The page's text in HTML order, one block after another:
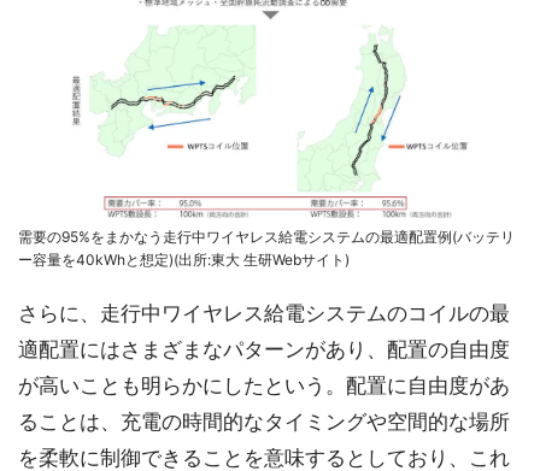
需要の95%をまかなう走行中ワイヤレス給電システムの最適配置例(バッテリ
ー容量を40kWhと想定)(出所:東大 生研Webサイト)
さらに、走行中ワイヤレス給電システムのコイルの最
適配置にはさまざまなパターンがあり、配置の自由度
が高いことも明らかにしたという。配置に自由度があ
ることは、充電の時間的なタイミングや空間的な場所
を柔軟に制御できることを意味するとしており、これ